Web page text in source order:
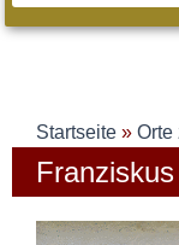
Startseite » Orte